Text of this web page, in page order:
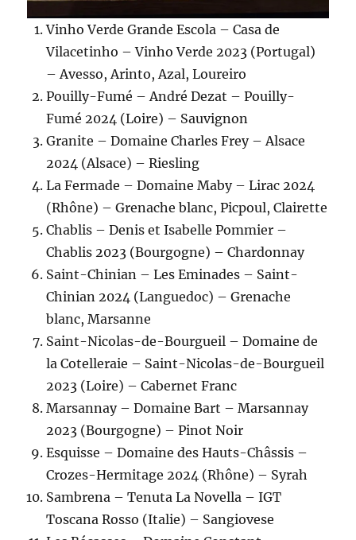
Vinho Verde Grande Escola – Casa de
Vilacetinho – Vinho Verde 2023 (Portugal)
– Avesso, Arinto, Azal, Loureiro
Pouilly-Fumé – André Dezat – Pouilly-
Fumé 2024 (Loire) – Sauvignon
Granite – Domaine Charles Frey – Alsace
2024 (Alsace) – Riesling
La Fermade – Domaine Maby – Lirac 2024
(Rhône) – Grenache blanc, Picpoul, Clairette
Chablis – Denis et Isabelle Pommier –
Chablis 2023 (Bourgogne) – Chardonnay
Saint-Chinian – Les Eminades – Saint-
Chinian 2024 (Languedoc) – Grenache
blanc, Marsanne
Saint-Nicolas-de-Bourgueil – Domaine de
la Cotelleraie – Saint-Nicolas-de-Bourgueil
2023 (Loire) – Cabernet Franc
Marsannay – Domaine Bart – Marsannay
2023 (Bourgogne) – Pinot Noir
Esquisse – Domaine des Hauts-Châssis –
Crozes-Hermitage 2024 (Rhône) – Syrah
Sambrena – Tenuta La Novella – IGT
Toscana Rosso (Italie) – Sangiovese